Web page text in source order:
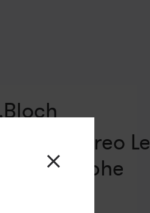
L.Bloch Stereo Le
Physiographe